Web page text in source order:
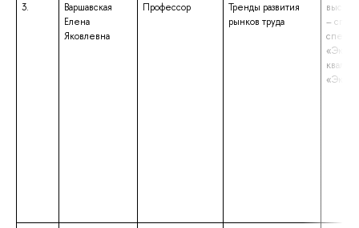
3.
Варшавская
Елена
Яковлевна
Профессор
Тренды развития
рынков труда
–